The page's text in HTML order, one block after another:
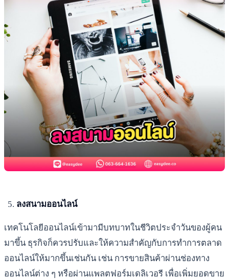
ลงสนามออนไลน์
เทคโนโลยีออนไลน์เข้ามามีบทบาทในชีวิตประจำวันของผู้คน
มาขึ้น ธุรกิจก็ควรปรับและให้ความสำคัญกับการทำการตลาด
ออนไลน์ให้มากขึ้นเช่นกัน เช่น การขายสินค้าผ่านช่องทาง
ออนไลน์ต่าง ๆ หรือผ่านแพลตฟอร์มเดลิเวอรี เพื่อเพิ่มยอดขาย